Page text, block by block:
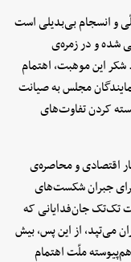
و انسجام بی‌بدیلی است
شده و در زمره‌ی
این موهبت، اهتمام
مجلس به صیانت
کردن تفاوت‌های
اقتصادی و محاصره‌ی
برای جبران شکست‌های
تک‌تک جان‌فدایانی که
می‌تپد، از این پس، بیش
ملّت اهتمام